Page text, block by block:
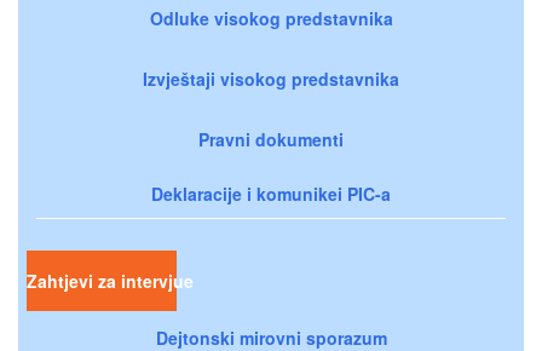
Odluke visokog predstavnika
Izvještaji visokog predstavnika
Pravni dokumenti
Deklaracije i komunikei PIC-a
Zahtjevi za intervjue
Dejtonski mirovni sporazum